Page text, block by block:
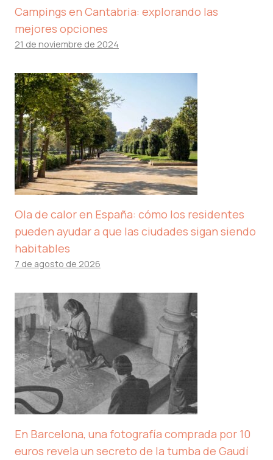
Campings en Cantabria: explorando las
mejores opciones
21 de noviembre de 2024
Ola de calor en España: cómo los residentes
pueden ayudar a que las ciudades sigan siendo
habitables
7 de agosto de 2026
En Barcelona, ​​una fotografía comprada por 10
euros revela un secreto de la tumba de Gaudí